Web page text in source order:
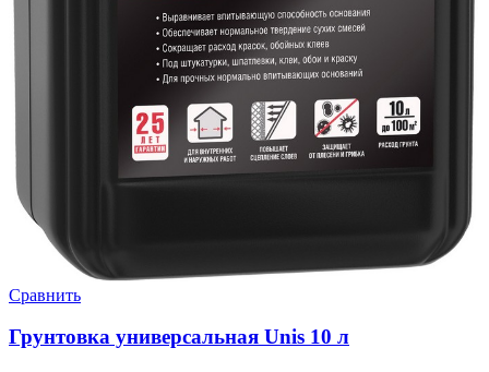
Сравнить
Грунтовка универсальная Unis 10 л